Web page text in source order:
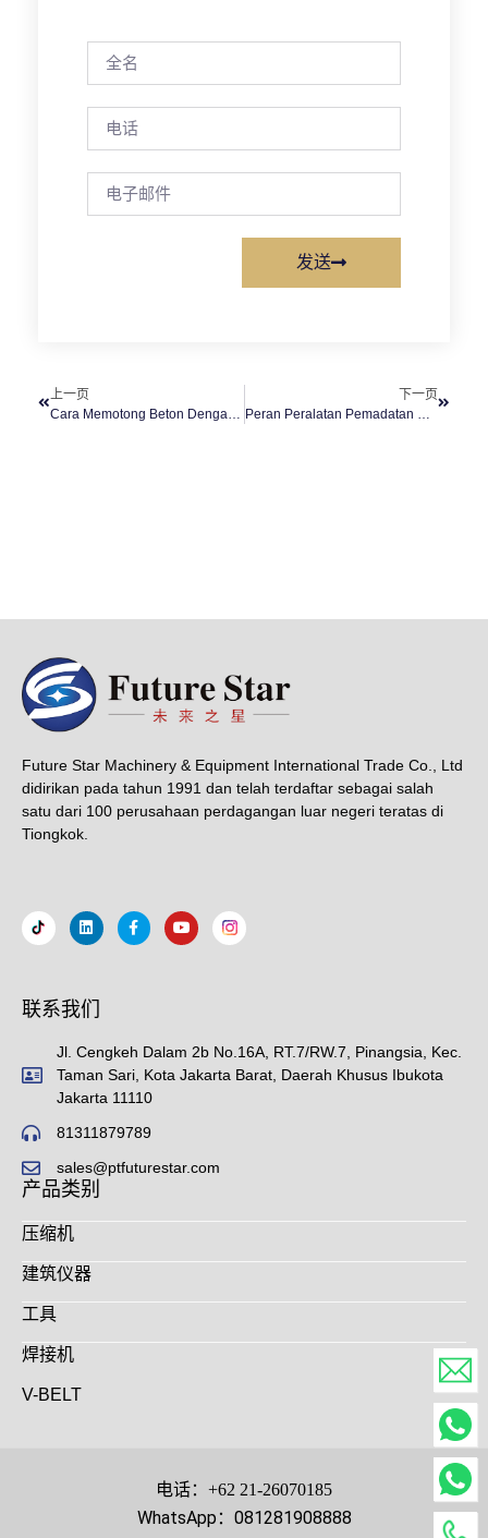
发送
上一页
下一页
Future Star Machinery & Equipment International Trade Co., Ltd
didirikan pada tahun 1991 dan telah terdaftar sebagai salah
satu dari 100 perusahaan perdagangan luar negeri teratas di
Tiongkok.
联系我们
Jl. Cengkeh Dalam 2b No.16A, RT.7/RW.7, Pinangsia, Kec.
Taman Sari, Kota Jakarta Barat, Daerah Khusus Ibukota
Jakarta 11110
81311879789
sales@ptfuturestar.com
产品类别
压缩机
建筑仪器
工具
焊接机
V-BELT
电话：+62 21-26070185
WhatsApp：081281908888